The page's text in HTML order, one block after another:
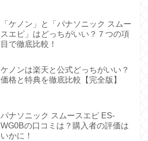
「ケノン」と「パナソニック スムー
スエピ」はどっちがいい？７つの項
目で徹底比較！
ケノンは楽天と公式どっちがいい？
価格と特典を徹底比較【完全版】
パナソニック スムースエピ ES-
WG0Bの口コミは？購入者の評価は
いかに！